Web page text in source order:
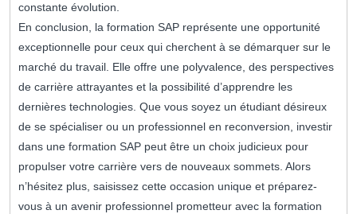
constante évolution.
En conclusion, la formation SAP représente une opportunité
exceptionnelle pour ceux qui cherchent à se démarquer sur le
marché du travail. Elle offre une polyvalence, des perspectives
de carrière attrayantes et la possibilité d’apprendre les
dernières technologies. Que vous soyez un étudiant désireux
de se spécialiser ou un professionnel en reconversion, investir
dans une formation SAP peut être un choix judicieux pour
propulser votre carrière vers de nouveaux sommets. Alors
n’hésitez plus, saisissez cette occasion unique et préparez-
vous à un avenir professionnel prometteur avec la formation